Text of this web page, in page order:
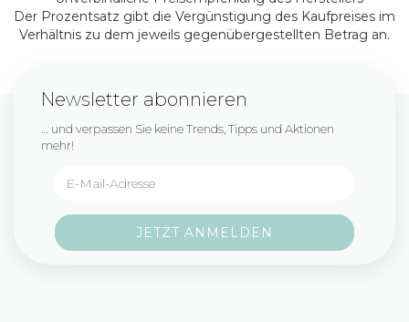
Der Prozentsatz gibt die Vergünstigung des Kaufpreises im
Verhältnis zu dem jeweils gegenübergestellten Betrag an.
Newsletter abonnieren
… und verpassen Sie keine Trends, Tipps und Aktionen
mehr!